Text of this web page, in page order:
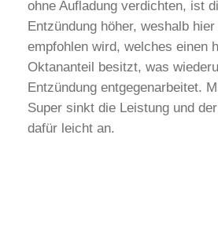
ohne Aufladung verdichten, ist
Entzündung höher, weshalb
empfohlen wird, welches einen
Oktananteil besitzt, was
Entzündung entgegenarbeitet.
Super sinkt die Leistung und
dafür leicht an.